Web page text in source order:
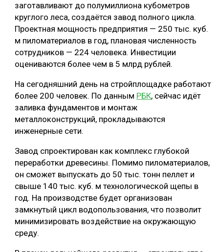
заготавливают до полумиллиона кубометров
круглого леса, создаётся завод полного цикла.
Проектная мощность предприятия — 250 тыс. куб.
м пиломатериалов в год, плановая численность
сотрудников — 224 человека. Инвестиции
оцениваются более чем в 5 млрд рублей.
На сегодняшний день на стройплощадке работают
более 200 человек. По данным РБК, сейчас идёт
заливка фундаментов и монтаж
металлоконструкций, прокладываются
инженерные сети.
Завод спроектирован как комплекс глубокой
переработки древесины. Помимо пиломатериалов,
он сможет выпускать до 50 тыс. тонн пеллет и
свыше 140 тыс. куб. м технологической щепы в
год. На производстве будет организован
замкнутый цикл водопользования, что позволит
минимизировать воздействие на окружающую
среду.